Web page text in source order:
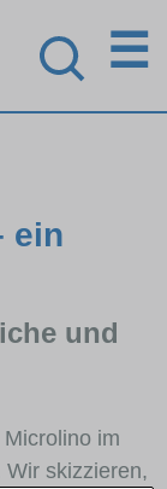
☰
ein
und
im
skizzieren,